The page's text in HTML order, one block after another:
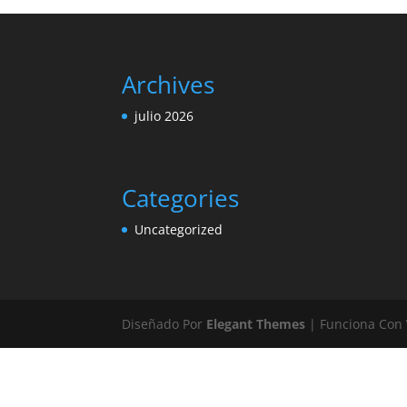
Archives
julio 2026
Categories
Uncategorized
Diseñado Por Elegant Themes | Funciona Con